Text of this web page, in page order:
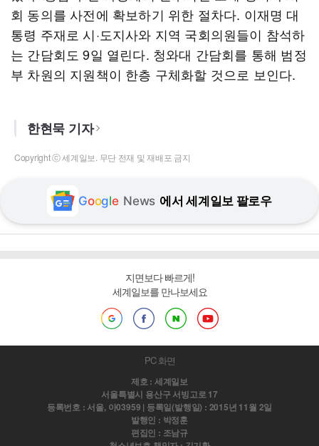
회 동의를 사전에 확보하기 위한 절차다. 이재명 대
통령 주재로 시·도지사와 지역 국회의원들이 참석하
는 간담회도 9일 열린다. 청와대 간담회를 통해 범정
부 차원의 지원책이 한층 구체화할 것으로 보인다.
한현묵 기자
Copyright ⓒ 세계일보. 무단 전재 및 재배포 금지
Google News 에서 세계일보 팔로우
지면보다 빠르게!
세계일보를 만나보세요
PC 화면
제호 : 세계일보
서울특별시 용산구 서빙고로 17
등록번호 : 서울, 아03959 | 등록일(발행일) : 2015년 11월 2일
발행인 : 박정훈
편집인 : 조남규